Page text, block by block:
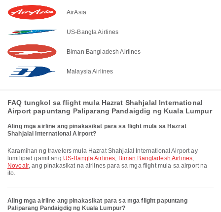
AirAsia
US-Bangla Airlines
Biman Bangladesh Airlines
Malaysia Airlines
FAQ tungkol sa flight mula Hazrat Shahjalal International
Airport papuntang Paliparang Pandaigdig ng Kuala Lumpur
Aling mga airline ang pinakasikat para sa flight mula sa Hazrat
Shahjalal International Airport?
Karamihan ng travelers mula Hazrat Shahjalal International Airport ay
lumilipad gamit ang US-Bangla Airlines, Biman Bangladesh Airlines,
Novoair, ang pinakasikat na airlines para sa mga flight mula sa airport na
ito.
Aling mga airline ang pinakasikat para sa mga flight papuntang
Paliparang Pandaigdig ng Kuala Lumpur?